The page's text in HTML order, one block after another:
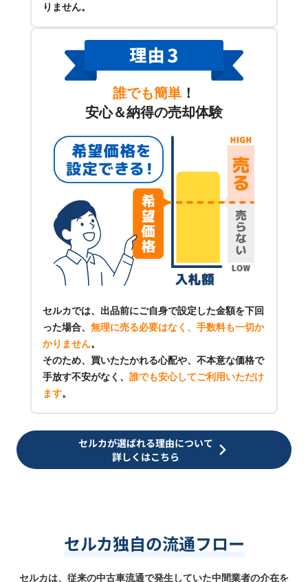
りません。
誰でも簡単 ！
安心＆納得の売却体験
セルカでは、出品前にご自身で設定した金額を下回
った場合、 無理に売る必要はなく、手数料も一切か
かりません。
そのため、買いたたかれる心配や、不本意な価格で
手放す不安がなく、 誰でも安心してご利用いただけ
ます。
セルカが選ばれる理由について
詳しくはこちら
セルカ独自の流通フロー
セルカは、従来の中古車流通で発生していた中間業者の介在を